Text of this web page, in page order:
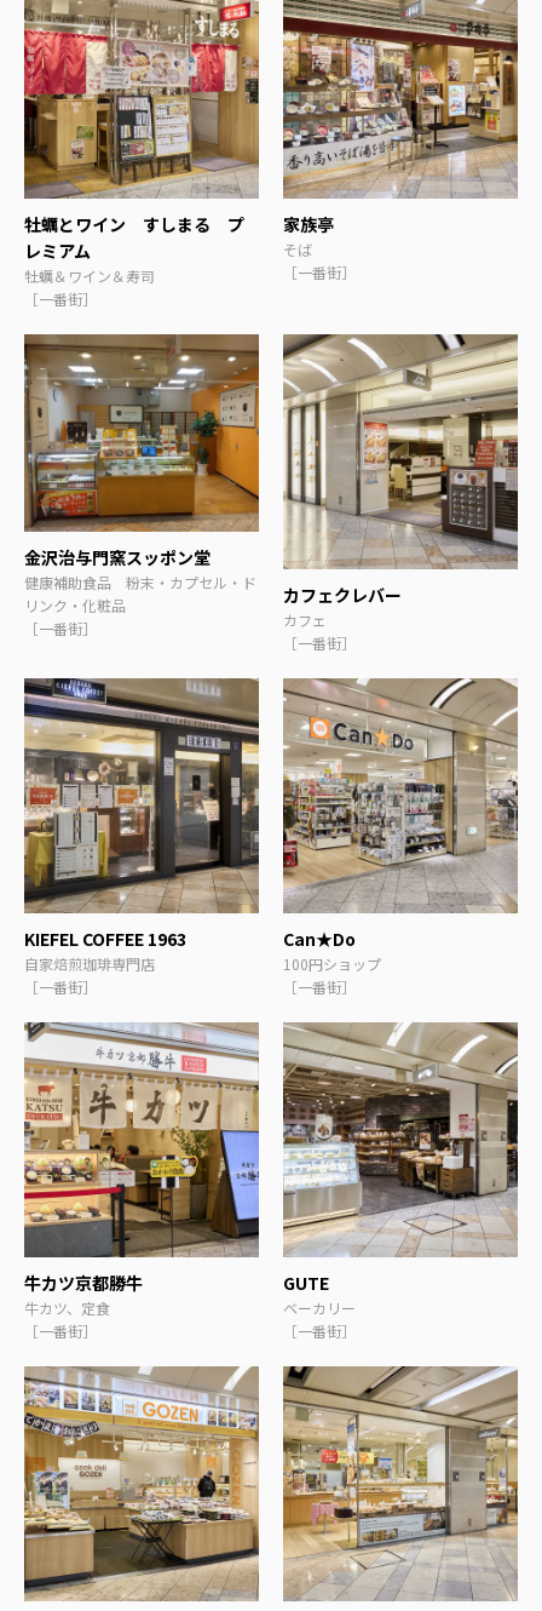
牡蠣とワイン すしまる プ
レミアム
牡蠣＆ワイン＆寿司
［一番街］
家族亭
そば
［一番街］
金沢治与門窯スッポン堂
健康補助食品 粉末・カプセル・ド
リンク・化粧品
［一番街］
カフェクレバー
カフェ
［一番街］
KIEFEL COFFEE 1963
自家焙煎珈琲専門店
［一番街］
Can★Do
100円ショップ
［一番街］
牛カツ京都勝牛
牛カツ、定食
［一番街］
GUTE
ベーカリー
［一番街］